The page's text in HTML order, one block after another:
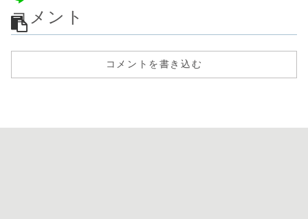
コメント
コメントを書き込む